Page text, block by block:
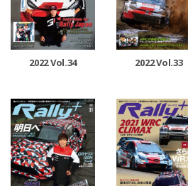
2022 Vol.34 2022 Vol.33